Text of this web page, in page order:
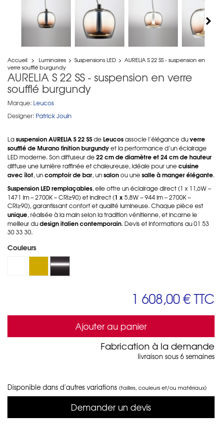
Accueil > Luminaires > Suspensions LED > AURELIA S 22 SS - suspension en
verre soufflé burgundy
AURELIA S 22 SS - suspension en verre
soufflé burgundy
Marque: Leucos
Designer: Patrick Jouin
Lasuspension AURELIA S 22 SSdeLeucosassocie l’élégance duverre
soufflé de Murano finition burgundyet la performance d’un éclairage
LED moderne. Son diffuseur de22 cm de diamètre et 24 cm de hauteur
diffuse une lumière raffinée et chaleureuse, idéale pour unecuisine
avec îlot, uncomptoir de bar, unsalonou unesalle à manger élégante.
Suspension LED remplaçables, elle offre un éclairage direct (1 x 11,6W –
1471 lm – 2700K – CRI≥90) et indirect (1 x 5,8W – 944 lm – 2700K –
CRI≥90), garantissant confort et qualité lumineuse. Chaque pièce est
unique, réalisée à la main selon la tradition vénitienne, et incarne le
meilleur dudesign italien contemporain. Devis et informations au 01 53
30 33 30.
Couleurs
1 608,00 €TTC
Ajouter au panier
Fabrication à la demande
livraison sous 6 semaines
Disponible dans d'autres variations (tailles, couleurs et/ou matériaux)
Demander un devis